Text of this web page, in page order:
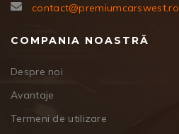
contact@premiumcarswest.ro
COMPANIA NOASTRĂ
Despre noi
Avantaje
Termeni de utilizare